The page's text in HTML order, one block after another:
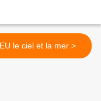
BLEU le ciel et la mer >